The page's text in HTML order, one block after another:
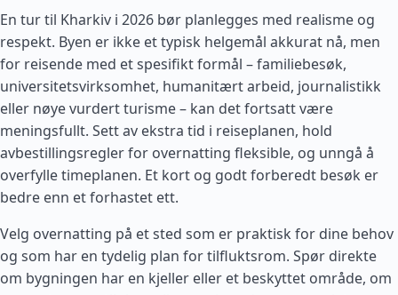
En tur til Kharkiv i 2026 bør planlegges med realisme og
respekt. Byen er ikke et typisk helgemål akkurat nå, men
for reisende med et spesifikt formål – familiebesøk,
universitetsvirksomhet, humanitært arbeid, journalistikk
eller nøye vurdert turisme – kan det fortsatt være
meningsfullt. Sett av ekstra tid i reiseplanen, hold
avbestillingsregler for overnatting fleksible, og unngå å
overfylle timeplanen. Et kort og godt forberedt besøk er
bedre enn et forhastet ett.
Velg overnatting på et sted som er praktisk for dine behov
og som har en tydelig plan for tilfluktsrom. Spør direkte
om bygningen har en kjeller eller et beskyttet område, om